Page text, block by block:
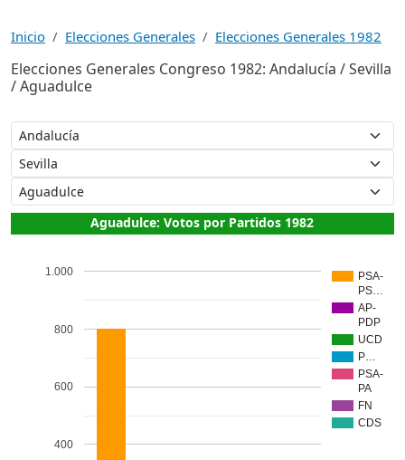
Inicio Elecciones Generales Elecciones Generales 1982
Elecciones Generales Congreso 1982: Andalucía / Sevilla
/ Aguadulce
Aguadulce: Votos por Partidos 1982
PSA-
PS…
AP-
PDP
UCD
P…
PSA-
PA
FN
CDS
400
600
800
1.000